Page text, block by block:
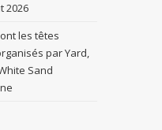
2026
les têtes
par Yard,
Sand